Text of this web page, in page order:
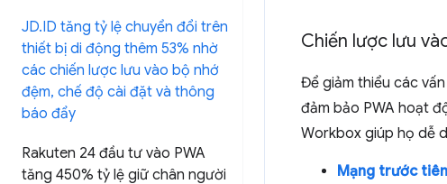
JD.ID tăng tỷ lệ chuyển đổi trên
thiết bị di động thêm 53% nhờ
các chiến lược lưu vào bộ nhớ
đệm, chế độ cài đặt và thông
báo đẩy
Rakuten 24 đầu tư vào PWA
tăng 450% tỷ lệ giữ chân người
Chiến lược lưu
Để giảm thiểu các
đảm bảo PWA hoạt
Workbox giúp họ dễ
Mạng trước